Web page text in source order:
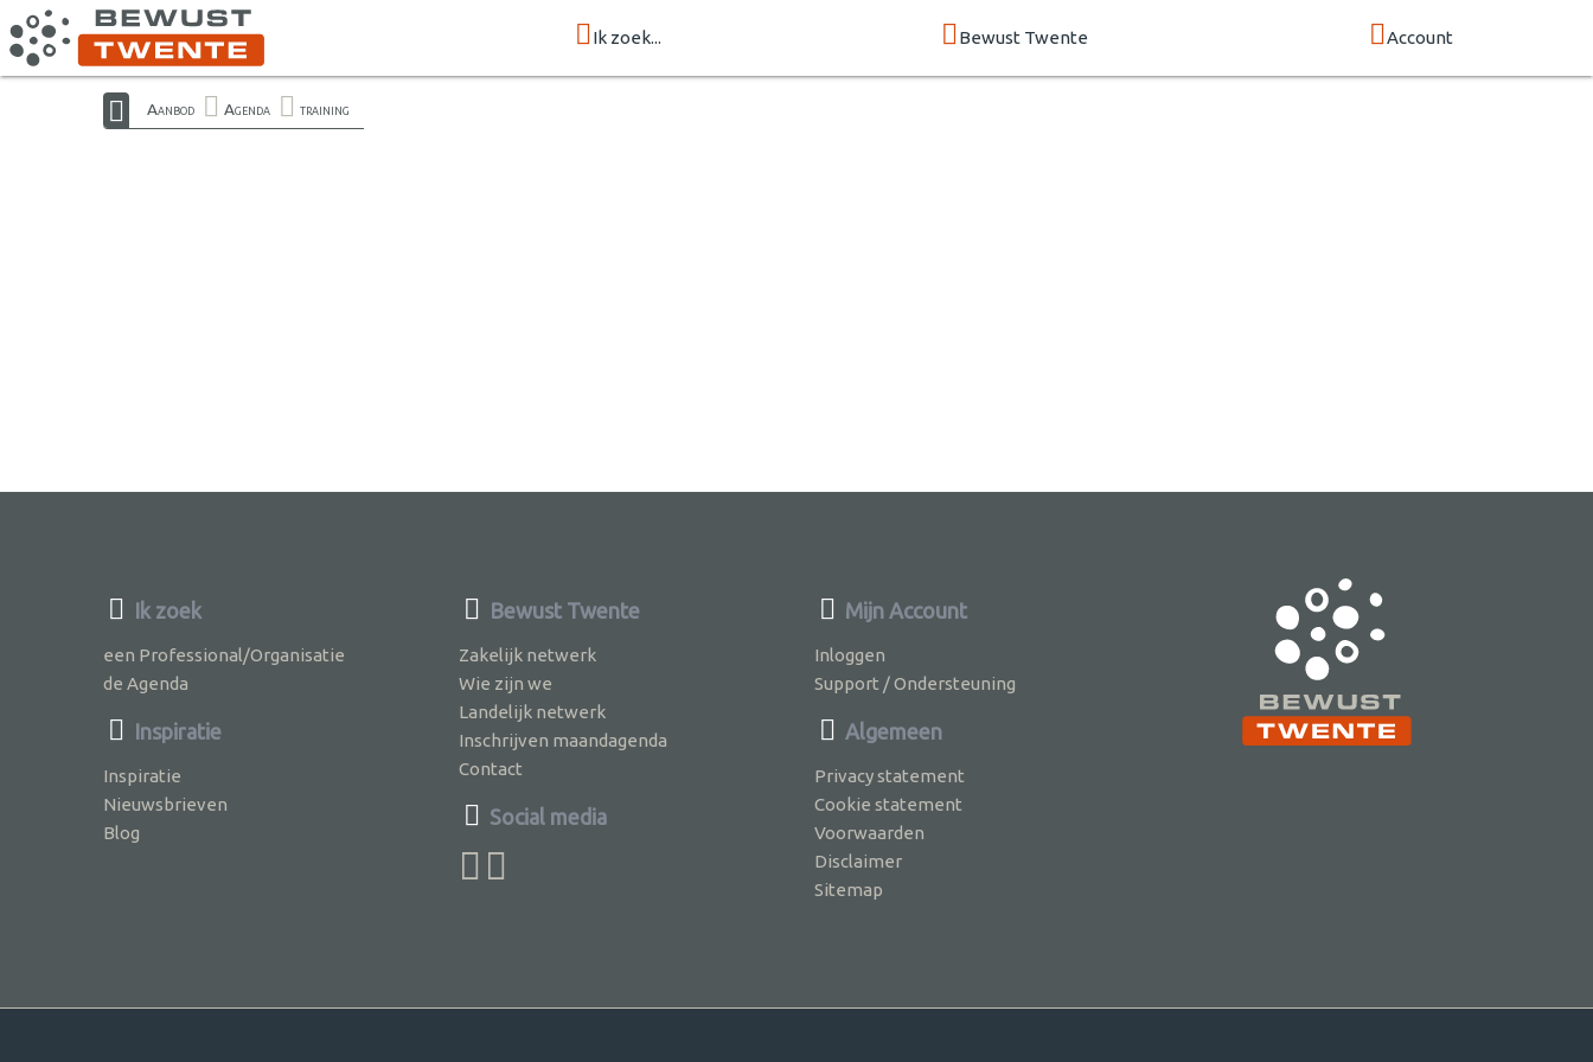
Ik zoek... Bewust Twente Account
Aanbod Agenda training
Ik zoek
een Professional/Organisatie
de Agenda
Inspiratie
Inspiratie
Nieuwsbrieven
Blog
Bewust Twente
Zakelijk netwerk
Wie zijn we
Landelijk netwerk
Inschrijven maandagenda
Contact
Social media
Mijn Account
Inloggen
Support / Ondersteuning
Algemeen
Privacy statement
Cookie statement
Voorwaarden
Disclaimer
Sitemap